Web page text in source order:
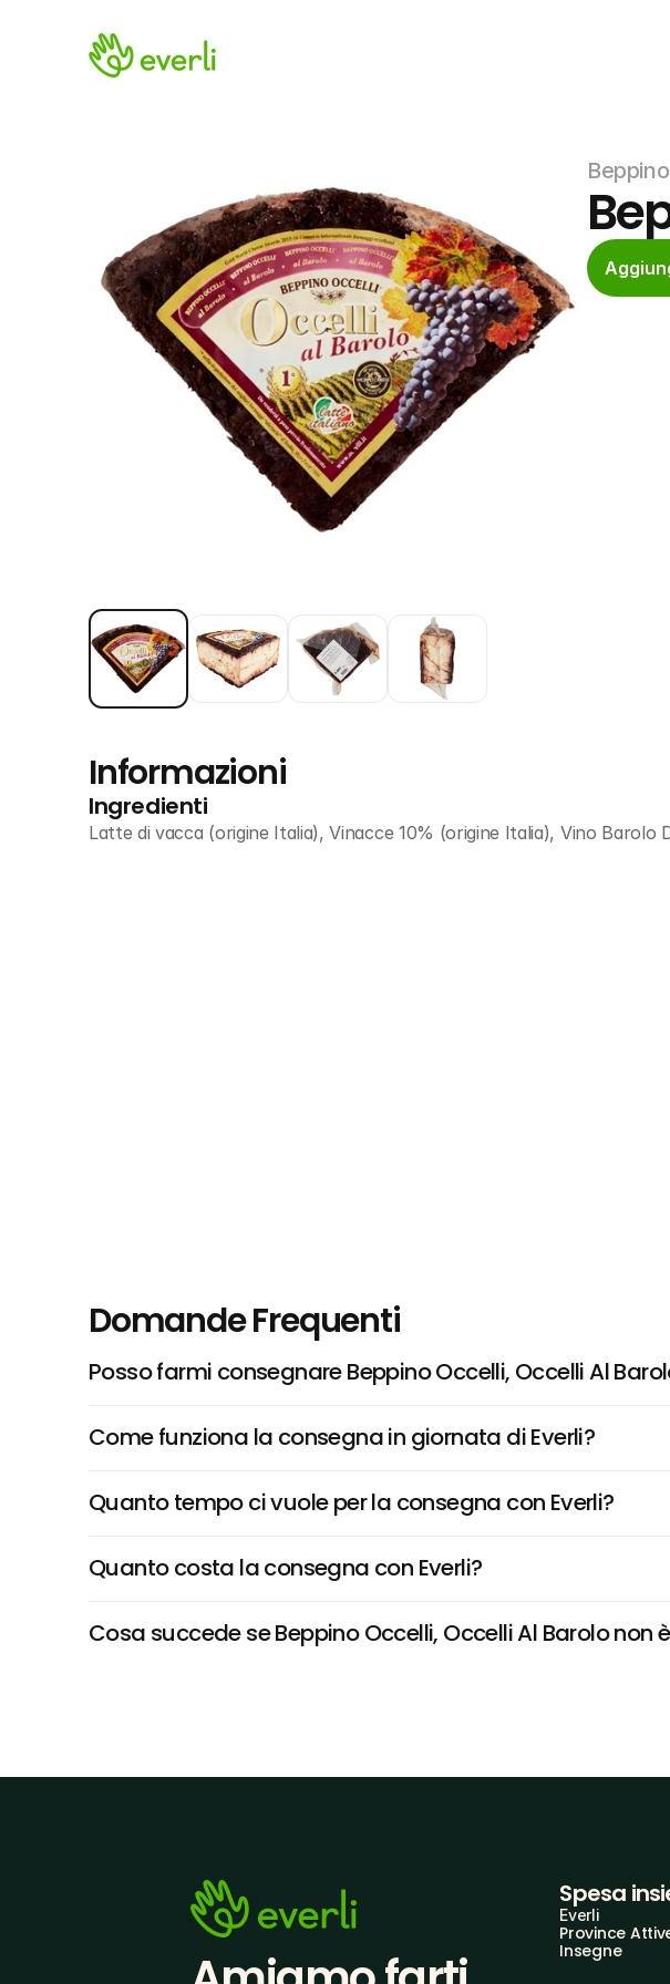
Informazioni
Ingredienti
Latte di vacca (origine Italia), Vinacce 10% (origine Italia), Vino Barolo
Domande Frequenti
Posso farmi consegnare Beppino Occelli, Occelli Al
Come funziona la consegna in giornata di Everli?
Quanto tempo ci vuole per la consegna con Everli?
Quanto costa la consegna con Everli?
Cosa succede se Beppino Occelli, Occelli Al Barolo
Spesa
Everli
Province
Insegne